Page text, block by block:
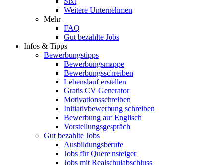
Weitere Unternehmen
Mehr
FAQ
Gut bezahlte Jobs
Infos & Tipps
Bewerbungstipps
Bewerbungsmappe
Bewerbungsschreiben
Lebenslauf erstellen
Gratis CV Generator
Motivationsschreiben
Initiativbewerbung schreiben
Bewerbung auf Englisch
Vorstellungsgespräch
Gut bezahlte Jobs
Ausbildungsberufe
Jobs für Quereinsteiger
Jobs mit Realschulabschluss